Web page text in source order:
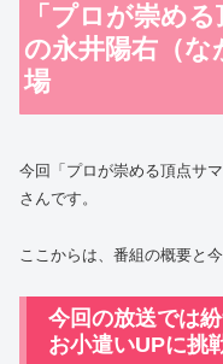
「プロが崇め
の永井陽右（
場
今回「プロが崇める頂点サ
さんです。
ここからは、番組の概要と
今回の放送では
お小遣いUPに挑